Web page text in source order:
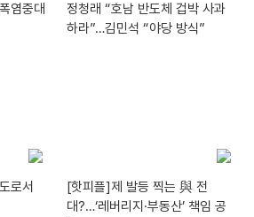
염중대
정청래 “호남 반도체 겁박 사과
하라”…김민석 “야당 방식”
로서
[핫피플]제 발등 찍는 與 전
대?…‘레버리지·부동산’ 책임 공